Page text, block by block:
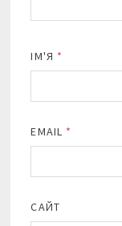
ІМ'Я *
EMAIL *
САЙТ